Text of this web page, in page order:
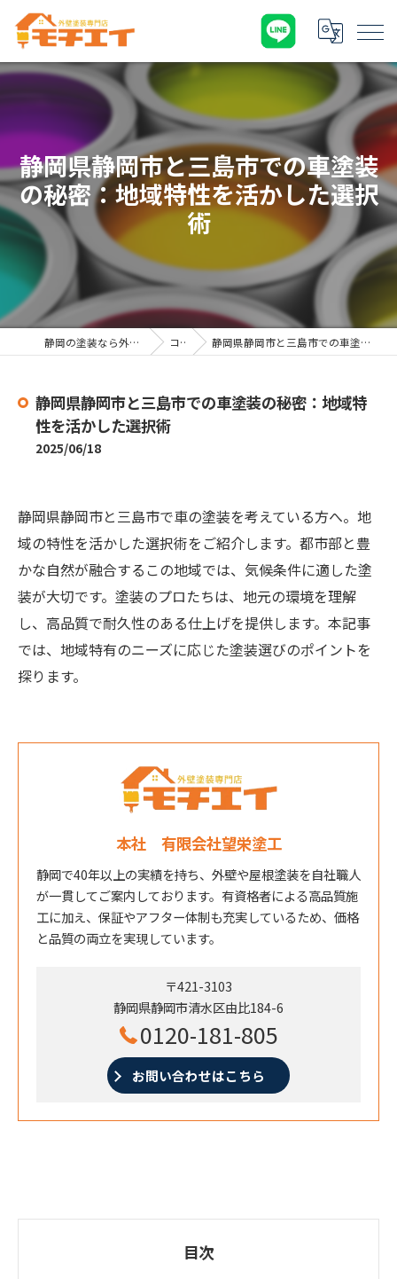
静岡県静岡市と三島市での車塗装
の秘密：地域特性を活かした選択
術
静岡の塗装なら外壁塗装専門店 モチエイ コラム 静岡県静岡市と三島市での車塗装の秘密：地域特性を活かした選択術
静岡県静岡市と三島市での車塗装の秘密：地域特
性を活かした選択術
2025/06/18
静岡県静岡市と三島市で車の塗装を考えている方へ。地
域の特性を活かした選択術をご紹介します。都市部と豊
かな自然が融合するこの地域では、気候条件に適した塗
装が大切です。塗装のプロたちは、地元の環境を理解
し、高品質で耐久性のある仕上げを提供します。本記事
では、地域特有のニーズに応じた塗装選びのポイントを
探ります。
本社 有限会社望栄塗工
静岡で40年以上の実績を持ち、外壁や屋根塗装を自社職人
が一貫してご案内しております。有資格者による高品質施
工に加え、保証やアフター体制も充実しているため、価格
と品質の両立を実現しています。
〒421-3103
静岡県静岡市清水区由比184-6
0120-181-805
お問い合わせはこちら
目次